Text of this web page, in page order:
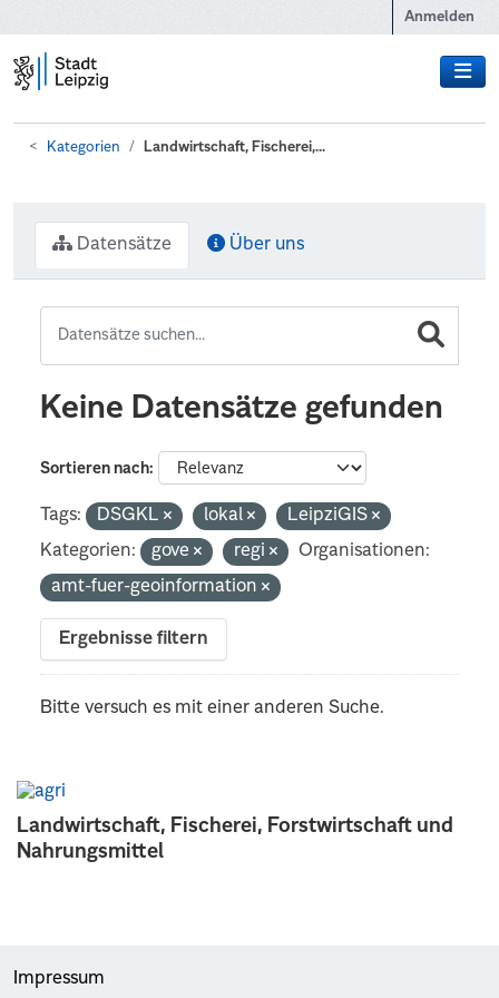
Anmelden
Kategorien Landwirtschaft, Fischerei,...
Landwirtschaft, Fischerei, Forstwirtschaft und
Nahrungsmittel
Datensätze Über uns
Keine Datensätze gefunden
Sortieren nach
Tags: DSGKL lokal
LeipziGIS
Kategorien:
gove regi
Organisationen:
amt-fuer-geoinformation
Ergebnisse filtern
Bitte versuch es mit einer anderen Suche.
Impressum